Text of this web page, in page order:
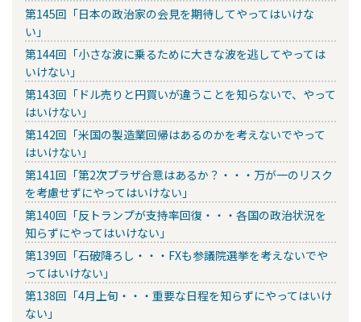
第145回「日本の政治家の会見を期待してやってはいけな
い」
第144回「小さな波に乗るために大きな波を逃してやっては
いけない」
第143回「ドル売りと円買いが違うことを知らないで、やって
はいけない」
第142回「米国の製造業回帰はあるのかを考えないでやって
はいけない」
第141回「第2次プラザ合意はあるか？・・・万が一のリスク
を考慮せずにやってはいけない」
第140回「反トランプが支持率回復・・・各国の政治状況を
知らずにやってはいけない」
第139回「石破降ろし・・・FXも参議院選挙を考えないでや
ってはいけない」
第138回「4月上旬・・・重要な日程を知らずにやってはいけ
ない」